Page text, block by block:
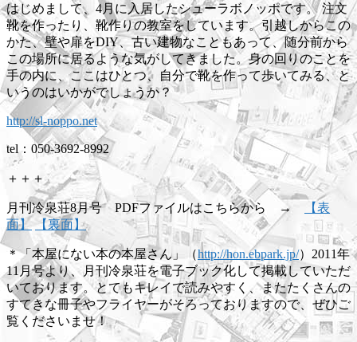
はじめまして、4月に入居したシューラボノッポです。 注文
靴を作ったり、靴作りの教室をしています。引越しからこの
かた、壁や扉をDIY、古い建物なこともあって、随分前から
この場所に居るような気がしてきました。身の回りのことを
手の内に、ここはひとつ、自分で靴を作って歩いてみる、と
いうのはいかがでしょうか？
http://sl-noppo.net
tel：050-3692-8992
＋＋＋
月刊冷泉荘8月号 PDFファイルはこちらから →
【表
面】 【裏面】
＊「本屋にない本の本屋さん」（http://hon.ebpark.jp/）2011年
11月号より、月刊冷泉荘を電子ブック化して掲載していただ
いております。とてもキレイで読みやすく、またたくさんの
すてきな冊子やフライヤーがそろっておりますので、ぜひご
覧くださいませ！